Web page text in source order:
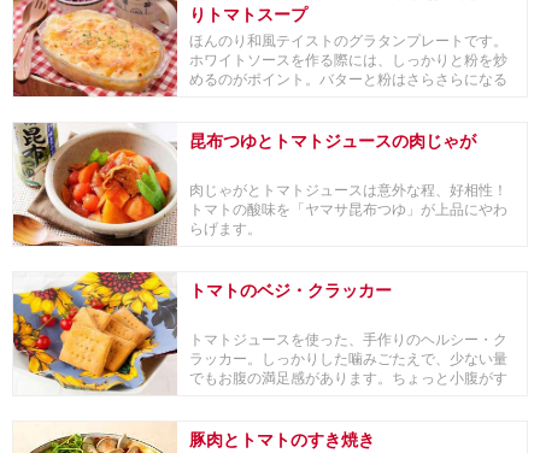
りトマトスープ
ほんのり和風テイストのグラタンプレートです。
ホワイトソースを作る際には、しっかりと粉を炒
めるのがポイント。バターと粉はさらさらになる
昆布つゆとトマトジュースの肉じゃが
肉じゃがとトマトジュースは意外な程、好相性！
トマトの酸味を「ヤマサ昆布つゆ」が上品にやわ
らげます。
トマトのベジ・クラッカー
トマトジュースを使った、手作りのヘルシー・ク
ラッカー。しっかりした噛みごたえで、少ない量
でもお腹の満足感があります。ちょっと小腹がす
豚肉とトマトのすき焼き